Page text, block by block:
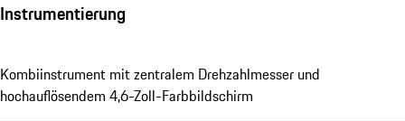
Instrumentierung
Kombiinstrument mit zentralem Drehzahlmesser und
hochauflösendem 4,6-Zoll-Farbbildschirm